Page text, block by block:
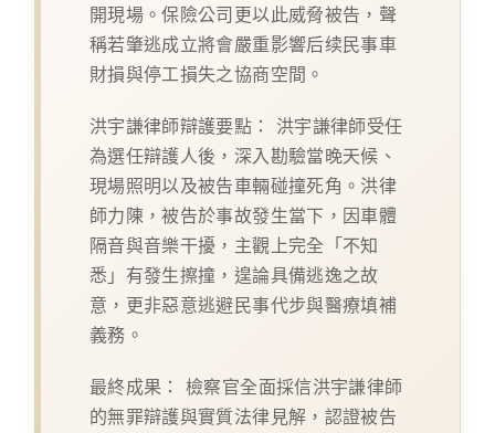
開現場。保險公司更以此威脅被告，聲
稱若肇逃成立將會嚴重影響后续民事車
財損與停工損失之協商空間。
洪宇謙律師辯護要點：
洪宇謙律師受任
為選任辯護人後，深入勘驗當晚天候、
現場照明以及被告車輛碰撞死角。洪律
師力陳，被告於事故發生當下，因車體
隔音與音樂干擾，主觀上完全「不知
悉」有發生擦撞，遑論具備逃逸之故
意，更非惡意逃避民事代步與醫療填補
義務。
最終成果：
檢察官全面採信洪宇謙律師
的無罪辯護與實質法律見解，認證被告